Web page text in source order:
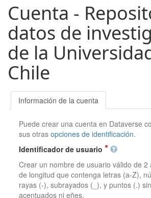
Cuenta -
datos de
de la
Chile
Información de la cuenta
Puede crear una cuenta en Dataverse
sus otrasopciones de identificación.
Identificador de usuario
Crear un nombre de usuario válido de 2
de longitud que contenga letras (a-Z),
rayas (-), subrayados (_), y puntos (.)
acentuados ni eñes.